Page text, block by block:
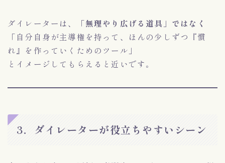
ダイレーターは、
「無理やり広げる道具」ではなく
「自分自身が主導権を持って、ほんの少しずつ『慣
れ』を作っていくためのツール」
とイメージしてもらえると近いです。
3．ダイレーターが役立ちやすいシーン